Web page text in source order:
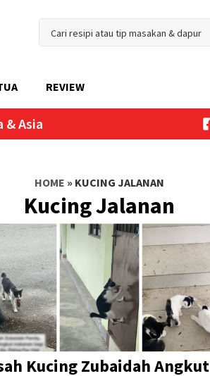
REVIEW
& Asia
HOME » KUCING JALANAN
Kucing Jalanan
Kucing Zubaidah Angkut